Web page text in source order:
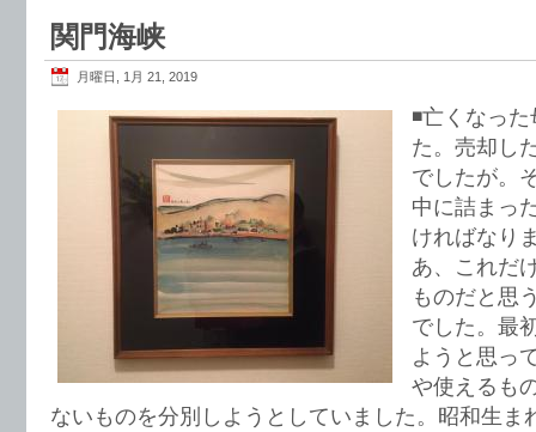
関門海峡
月曜日, 1月 21, 2019
◾️亡くなっ
た。売却し
でしたが。
中に詰まっ
ければなり
あ、これだ
ものだと思
でした。最
ようと思っ
や使えるも
ないものを分別しようとしていました。昭和生ま